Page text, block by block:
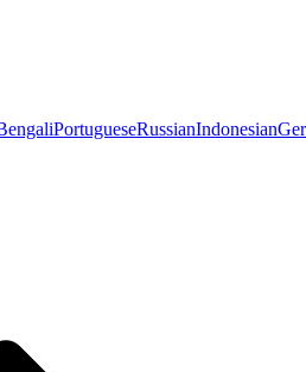
PortugueseRussianIndonesian